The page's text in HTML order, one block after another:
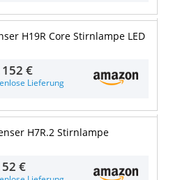
H19R Core Stirnlampe LED
152 €
Lieferung
H7R.2 Stirnlampe
52 €